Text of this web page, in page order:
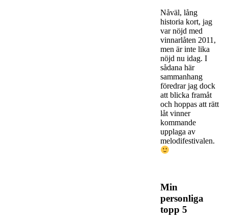
Nåväl, lång
historia kort, jag
var nöjd med
vinnarlåten 2011,
men är inte lika
nöjd nu idag. I
sådana här
sammanhang
föredrar jag dock
att blicka framåt
och hoppas att rätt
låt vinner
kommande
upplaga av
melodifestivalen.
Min
personliga
topp 5